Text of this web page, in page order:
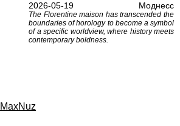
2026-05-19 Моднесс
The Florentine maison has transcended the
boundaries of horology to become a symbol
of a specific worldview, where history meets
contemporary boldness.
MaxNuz